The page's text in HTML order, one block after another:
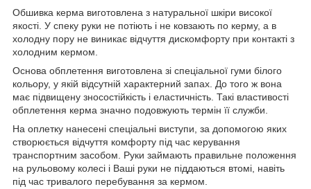
Обшивка керма виготовлена з натуральної шкіри високої
якості. У спеку руки не потіють і не ковзають по керму, а в
холодну пору не виникає відчуття дискомфорту при контакті з
холодним кермом.
Основа обплетення виготовлена зі спеціальної гуми білого
кольору, у якій відсутній характерний запах. До того ж вона
має підвищену зносостійкість і еластичність. Такі властивості
обплетення керма значно подовжують термін її служби.
На оплетку нанесені спеціальні виступи, за допомогою яких
створюється відчуття комфорту під час керування
транспортним засобом. Руки займають правильне положення
на рульовому колесі і Ваші руки не піддаються втомі, навіть
під час тривалого перебування за кермом.